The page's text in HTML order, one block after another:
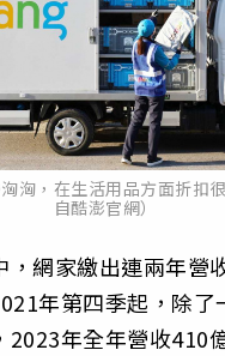
洶，在生活用品方面折扣
自酷澎官網）
，網家繳出連兩年營
年第四季起，除了
2023年全年營收410